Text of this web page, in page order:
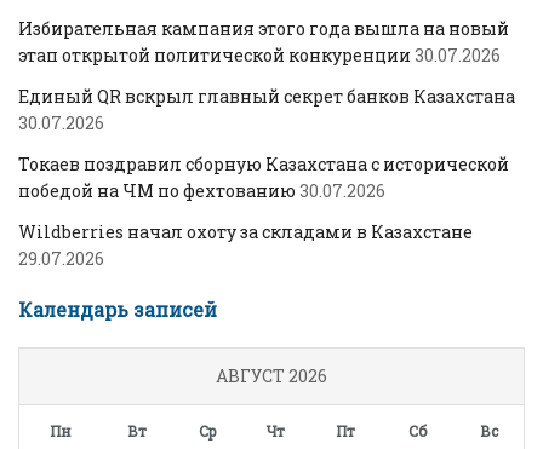
Избирательная кампания этого года вышла на новый
этап открытой политической конкуренции 30.07.2026
Единый QR вскрыл главный секрет банков Казахстана
30.07.2026
Токаев поздравил сборную Казахстана с исторической
победой на ЧМ по фехтованию 30.07.2026
Wildberries начал охоту за складами в Казахстане
29.07.2026
Календарь записей
АВГУСТ 2026
Пн Вт Ср Чт Пт Сб Вс